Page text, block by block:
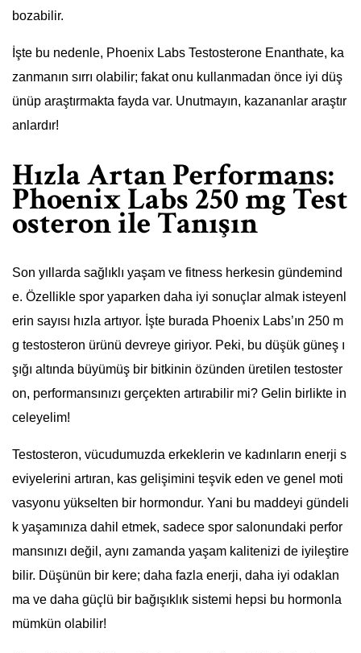
bozabilir.
İşte bu nedenle, Phoenix Labs Testosterone Enanthate, ka
zanmanın sırrı olabilir; fakat onu kullanmadan önce iyi düş
ünüp araştırmakta fayda var. Unutmayın, kazananlar araştır
anlardır!
Hızla Artan Performans:
Phoenix Labs 250 mg Test
osteron ile Tanışın
Son yıllarda sağlıklı yaşam ve fitness herkesin gündemind
e. Özellikle spor yaparken daha iyi sonuçlar almak isteyenl
erin sayısı hızla artıyor. İşte burada Phoenix Labs’ın 250 m
g testosteron ürünü devreye giriyor. Peki, bu düşük güneş ı
şığı altında büyümüş bir bitkinin özünden üretilen testoster
on, performansınızı gerçekten artırabilir mi? Gelin birlikte in
celeyelim!
Testosteron, vücudumuzda erkeklerin ve kadınların enerji s
eviyelerini artıran, kas gelişimini teşvik eden ve genel moti
vasyonu yükselten bir hormondur. Yani bu maddeyi gündeli
k yaşamınıza dahil etmek, sadece spor salonundaki perfor
mansınızı değil, aynı zamanda yaşam kalitenizi de iyileştire
bilir. Düşünün bir kere; daha fazla enerji, daha iyi odaklan
ma ve daha güçlü bir bağışıklık sistemi hepsi bu hormonla
mümkün olabilir!